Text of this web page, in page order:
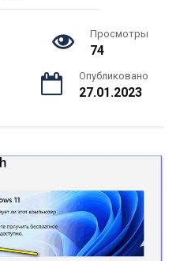
Просмотры
74
Опубликовано
27.01.2023